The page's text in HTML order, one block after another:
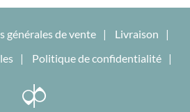
générales de vente
Livraison
Politique de confidentialité